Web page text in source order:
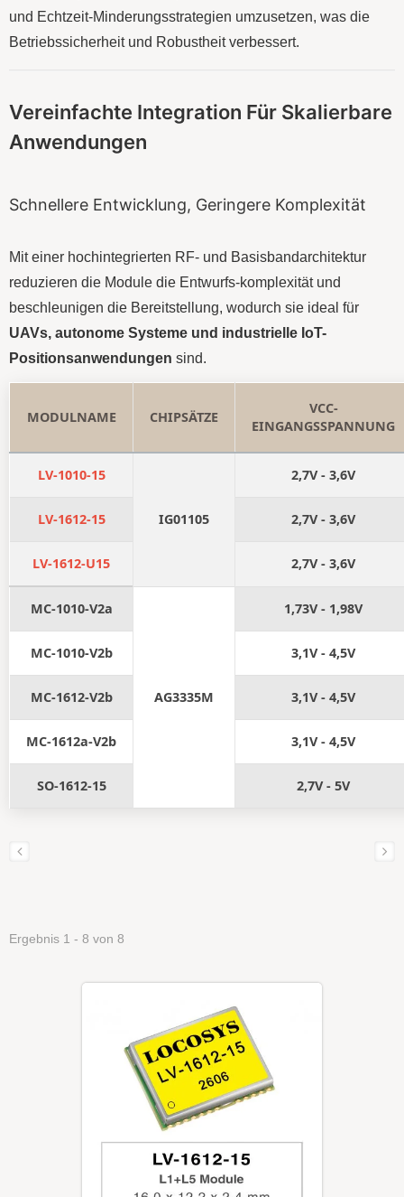
und Echtzeit-Minderungsstrategien umzusetzen, was die
Betriebssicherheit und Robustheit verbessert.
Vereinfachte Integration Für Skalierbare
Anwendungen
Schnellere Entwicklung, Geringere Komplexität
Mit einer hochintegrierten RF- und Basisbandarchitektur
reduzieren die Module die Entwurfs-komplexität und
beschleunigen die Bereitstellung, wodurch sie ideal für
UAVs, autonome Systeme und industrielle IoT-
Positionsanwendungen sind.
MODULNAME CHIPSÄTZE
VCC-
EINGANGSSPANNUNG
LV-1010-15
IG01105
2,7V - 3,6V
LV-1612-15 2,7V - 3,6V
LV-1612-U15 2,7V - 3,6V
MC-1010-V2a
AG3335M
1,73V - 1,98V
MC-1010-V2b 3,1V - 4,5V
MC-1612-V2b 3,1V - 4,5V
MC-1612a-V2b 3,1V - 4,5V
SO-1612-15 2,7V - 5V
Ergebnis 1 - 8 von 8